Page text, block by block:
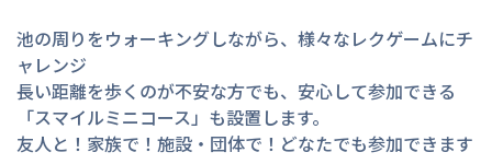
池の周りをウォーキングしながら、様々なレクゲームにチ
ャレンジ
長い距離を歩くのが不安な方でも、安心して参加できる
「スマイルミニコース」も設置します。
友人と！家族で！施設・団体で！どなたでも参加できます